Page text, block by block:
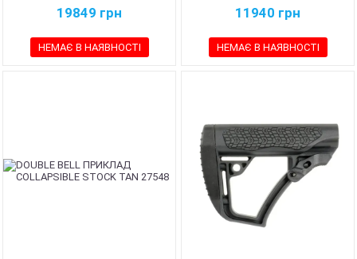
19849 грн
НЕМАЄ В НАЯВНОСТІ
11940 грн
НЕМАЄ В НАЯВНОСТІ